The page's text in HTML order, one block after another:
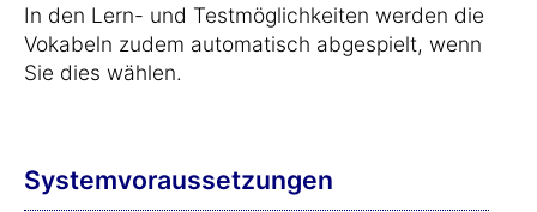
In den Lern- und Testmöglichkeiten werden die
Vokabeln zudem automatisch abgespielt, wenn
Sie dies wählen.
Systemvoraussetzungen